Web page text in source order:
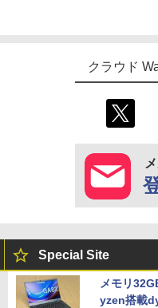
クラウド
Special Site
メモリ
yzen搭載